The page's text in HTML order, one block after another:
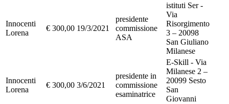
Innocenti
Lorena
€ 300,00 19/3/2021
presidente
commissione
ASA
istituti Ser -
Via
Risorgimento
3 – 20098
San Giuliano
Milanese
Innocenti
Lorena
€ 300,00 3/6/2021
presidente in
commissione
esaminatrice
E-Skill - Via
Milanese 2 –
20099 Sesto
San
Giovanni